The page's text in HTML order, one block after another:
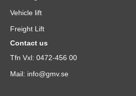
Vehicle lift
Freight Lift
Contact us
Tfn Vxl: 0472-456 00
Mail: info@gmv.se